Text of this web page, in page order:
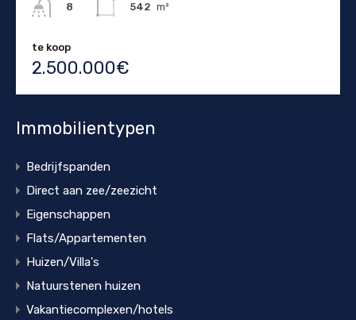
8
542 m²
te koop
2.500.000€
Immobilientypen
Bedrijfspanden
Direct aan zee/zeezicht
Eigenschappen
Flats/Appartementen
Huizen/Villa's
Natuurstenen huizen
Vakantiecomplexen/hotels